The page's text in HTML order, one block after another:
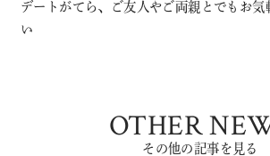
デートがてら、ご友人やご両親とでもお気
い
OTHER
その他の記事を見る